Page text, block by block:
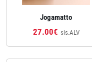
Jogamatto
27.00€ sis.ALV